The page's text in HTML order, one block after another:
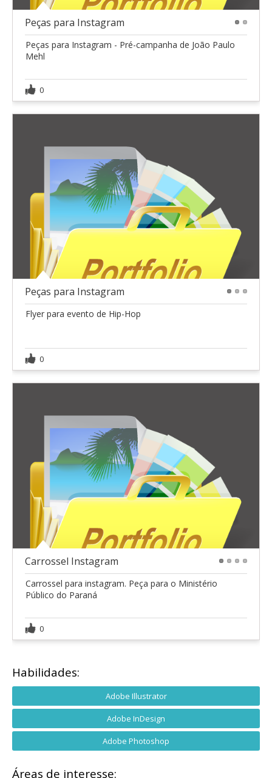
Peças para Instagram
Peças para Instagram - Pré-campanha de João Paulo
Mehl
0
Peças para Instagram
Flyer para evento de Hip-Hop
0
Carrossel Instagram
Carrossel para instagram. Peça para o Ministério
Público do Paraná
0
Habilidades:
Adobe Illustrator
Adobe InDesign
Adobe Photoshop
Áreas de interesse: